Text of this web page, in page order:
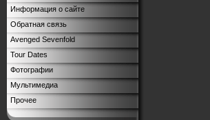
Информация о сайте
Обратная связь
Avenged Sevenfold
Tour Dates
Фотографии
Мультимедиа
Прочее